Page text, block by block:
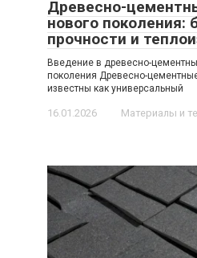
Древесно-
нового поколения:
прочности и
Введение в древесно-
поколения Древесно-
известны как универсальный
16.01.2026 Материалы и